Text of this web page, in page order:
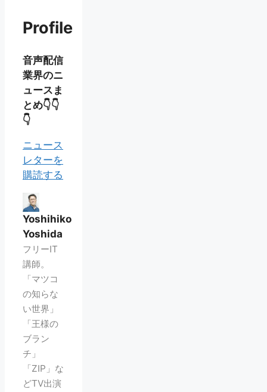
Profile
音声配信
業界のニ
ュースま
とめ👇👇
👇
ニュース
レターを
購読する
Yoshihiko
Yoshida
フリーIT
講師。
「マツコ
の知らな
い世界」
「王様の
ブラン
チ」
「ZIP」な
どTV出演